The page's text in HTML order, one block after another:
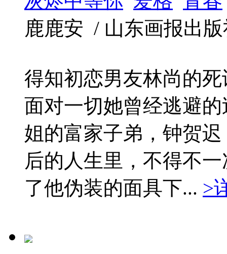
鹿鹿安 / 山东画报出
得知初恋男友林尚的
面对一切她曾经逃避
姐的富家子弟，钟贺
后的人生里，不得不
了他伪装的面具下... >